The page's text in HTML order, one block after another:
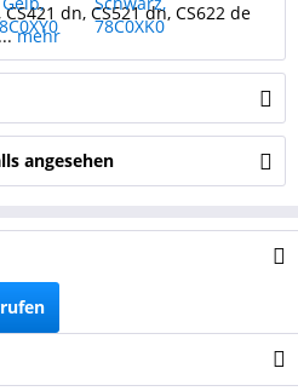
dn, CS521 dn, CS622 de
mehr
angesehen